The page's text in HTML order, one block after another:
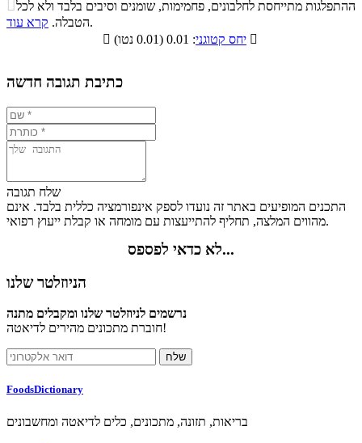
סיבים
תזונתיים
שומנים חלבונים
12.2% 70.7%
ההתפלגות מתייחסת לחלבונים, פחמימות, שומנים וסיבים בלבד ולא לכל
הטבלה. קרא עוד
.

יחס קטוגני 
כתיבת תגובה חדשה
שלח תגובה
התכנים המופיעים באתר זה נועדו לספק אינפורמציה כללית בלבד. אינם
מהווים המלצה, תחליף להתייעצות עם מומחה או קבלת ייעוץ רפואי.
לא כדאי לפספס...
הניוזלטר שלנו
נרשמים לניוזלטר שלנו ומקבלים מתנה
חוברת מתכונים מהירים לדיאטה!
FoodsDictionary
בריאות, תזונה, מתכונים, כלים לדיאטה ומחשבונים